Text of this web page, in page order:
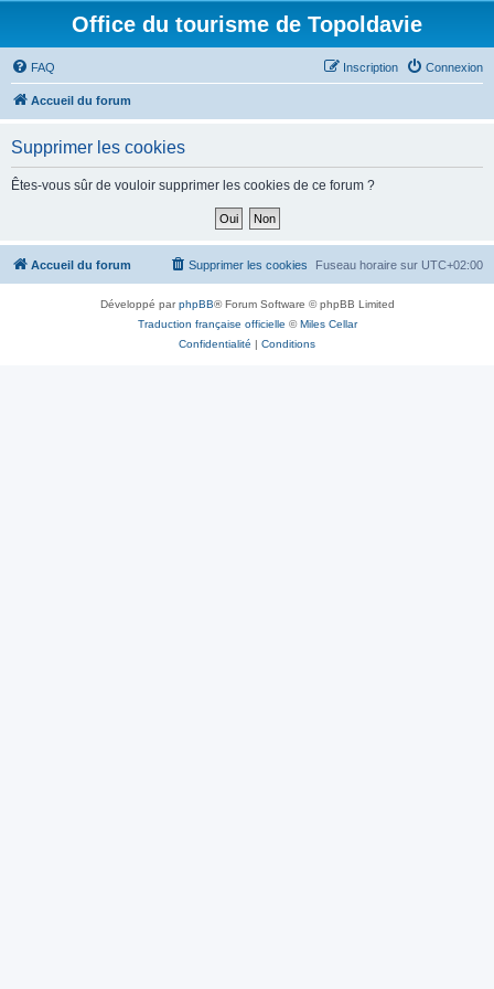
Office du tourisme de Topoldavie
FAQ Connexion
Inscription
Accueil du forum
Supprimer les cookies
Êtes-vous sûr de vouloir supprimer les cookies de ce forum ?
Accueil du forum Fuseau horaire sur UTC+02:00
Supprimer les cookies
Développé parphpBB® Forum Software © phpBB Limited
Traduction française officielle ©Miles Cellar
Confidentialité | Conditions